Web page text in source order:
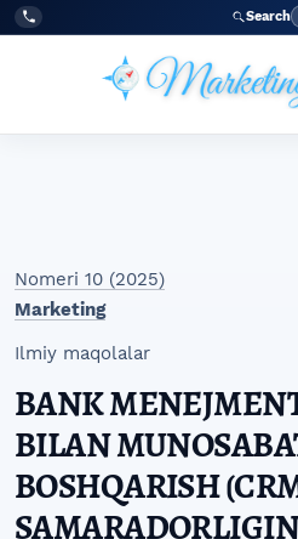
Skip to main navigation
Skip to main content
Skip to site footer
Tel:
+998977838464 Search
Nomeri 10 (2025)
Marketing
Ilmiy maqolalar
BANK
BILAN
BOSHQARISH